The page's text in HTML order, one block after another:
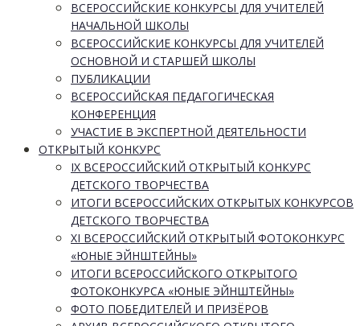
ВСЕРОССИЙСКИЕ КОНКУРСЫ ДЛЯ УЧИТЕЛЕЙ
НАЧАЛЬНОЙ ШКОЛЫ
ВСЕРОССИЙСКИЕ КОНКУРСЫ ДЛЯ УЧИТЕЛЕЙ
ОСНОВНОЙ И СТАРШЕЙ ШКОЛЫ
ПУБЛИКАЦИИ
ВСЕРОССИЙСКАЯ ПЕДАГОГИЧЕСКАЯ
КОНФЕРЕНЦИЯ
УЧАСТИЕ В ЭКСПЕРТНОЙ ДЕЯТЕЛЬНОСТИ
ОТКРЫТЫЙ КОНКУРС
IX ВСЕРОССИЙСКИЙ ОТКРЫТЫЙ КОНКУРС
ДЕТСКОГО ТВОРЧЕСТВА
ИТОГИ ВСЕРОССИЙСКИХ ОТКРЫТЫХ КОНКУРСОВ
ДЕТСКОГО ТВОРЧЕСТВА
XI ВСЕРОССИЙСКИЙ ОТКРЫТЫЙ ФОТОКОНКУРС
«ЮНЫЕ ЭЙНШТЕЙНЫ»
ИТОГИ ВСЕРОССИЙСКОГО ОТКРЫТОГО
ФОТОКОНКУРСА «ЮНЫЕ ЭЙНШТЕЙНЫ»
ФОТО ПОБЕДИТЕЛЕЙ И ПРИЗЁРОВ